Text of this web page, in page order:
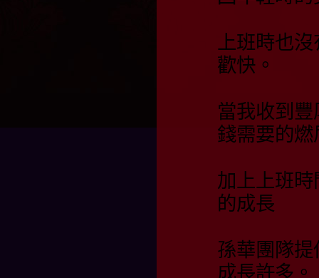
上班時也
歡快。
當我收到
錢需要的
加上上班
的成長
孫華團隊
成長許多。